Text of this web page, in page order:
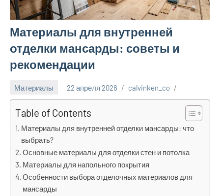
Материалы для внутренней
отделки мансарды: советы и
рекомендации
Материалы 22 апреля 2026 calvinken_co
Table of Contents
Материалы для внутренней отделки мансарды: что
выбрать?
Основные материалы для отделки стен и потолка
Материалы для напольного покрытия
Особенности выбора отделочных материалов для
мансарды